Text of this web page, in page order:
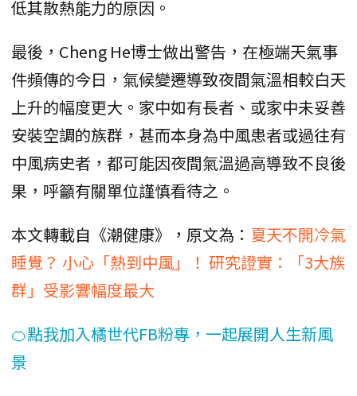
低其散熱能力的原因。
最後，Cheng He博士做出警告，在極端天氣事
件頻傳的今日，氣候變遷導致夜間氣溫相較白天
上升的幅度更大。家中如有長者、或家中未妥善
安裝空調的族群，甚而本身為中風患者或過往有
中風病史者，都可能因夜間氣溫過高導致不良後
果，呼籲有關單位謹慎看待之。
本文轉載自《潮健康》，原文為： 夏天不開冷氣
睡覺？ 小心「熱到中風」！ 研究證實：「3大族
群」受影響幅度最大
🍊點我加入橘世代FB粉專，一起展開人生新風
景